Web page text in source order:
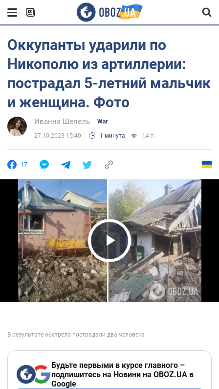
Оккупанты ударили по
Никополю из артиллерии:
пострадал 5-летний мальчик
и женщина. Фото
Иванна Шепель War
27.10.2023 15:40 1 минута 1,4 т.
17
Play Video
Будьте первыми в курсе главного –
подпишитесь на Новини на OBOZ.UA в
Google